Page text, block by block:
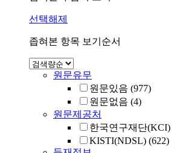
선택해제
좁혀본 항목 보기순서
원문유무
원문있음 (977)
원문없음 (4)
원문제공처
한국연구재단(KCI)
KISTI(NDSL) (622)